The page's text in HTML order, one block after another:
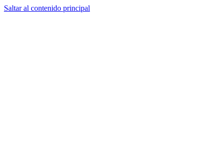
Saltar al contenido principal